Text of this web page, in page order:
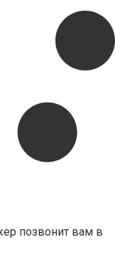
позвонит вам в